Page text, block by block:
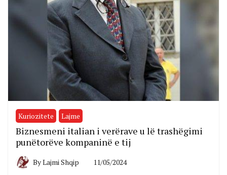
Kuriozitete Lajme
Biznesmeni italian i verërave u lë trashëgimi
punëtorëve kompaninë e tij
ByLajmi Shqip 11/05/2024